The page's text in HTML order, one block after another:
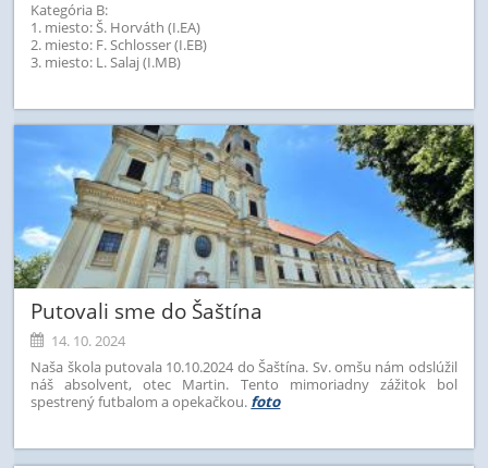
Kategória B:
1. miesto: Š. Horváth (I.EA)
2. miesto: F. Schlosser (I.EB)
3. miesto: L. Salaj (I.MB)
Putovali sme do Šaštína
14. 10. 2024
Naša škola putovala 10.10.2024 do Šaštína. Sv. omšu nám odslúžil
náš absolvent, otec Martin. Tento mimoriadny zážitok bol
spestrený futbalom a opekačkou. foto